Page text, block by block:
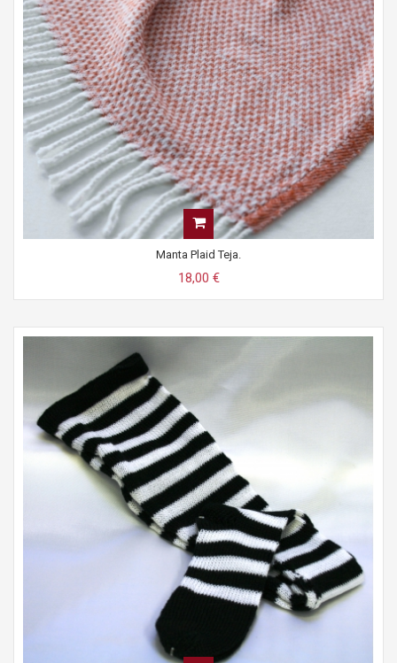
Manta Plaid Teja.
18,00 €